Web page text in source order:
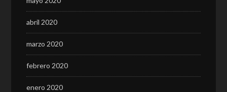
abril 2020
marzo 2020
febrero 2020
enero 2020